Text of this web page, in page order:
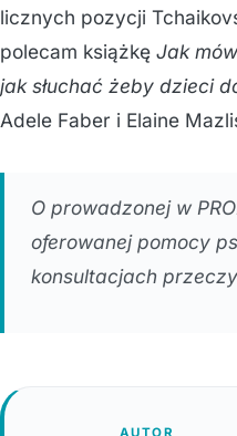
licznych pozycji
polecam książkę Jak
jak słuchać żeby dzieci
Adele Faber i Elaine
O prowadzonej w
oferowanej pomocy
konsultacjach
AUTOR